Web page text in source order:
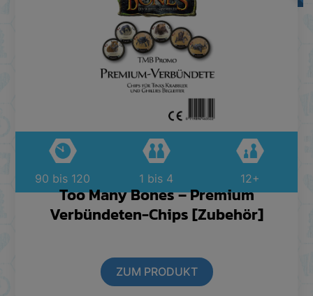
Too Many Bones – Premium
Verbündeten-Chips [Zubehör]
ZUM PRODUKT
90 bis 120 1 bis 4 12+